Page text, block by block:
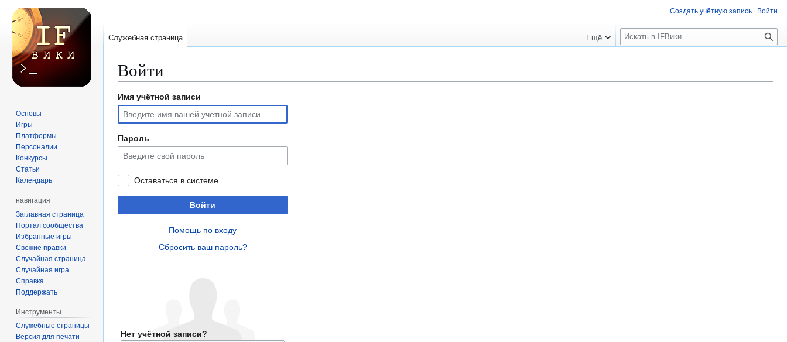
Войти
Перейти
навигации
Перейти
поиску
Имя учётной записи
Пароль
Оставаться в системе
Войти
Помощь по входу
Сбросить ваш пароль?
Нет учётной записи?
Создать учётную запись Войти
Служебная страница Ещё
П
о
к
Основы
Игры
Платформы
Персоналии
Конкурсы
Статьи
Календарь
навигация
Заглавная страница
Портал сообщества
Избранные игры
Свежие правки
Случайная страница
Случайная игра
Справка
Поддержать
Инструменты
Служебные страницы
Версия для печати